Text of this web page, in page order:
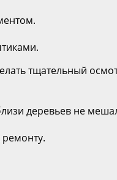
тщательный
деревьев не